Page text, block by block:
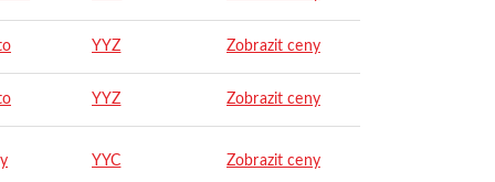
YYZ Zobrazit ceny
YYZ Zobrazit ceny
YYC Zobrazit ceny